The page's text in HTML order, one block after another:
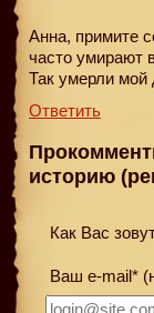
Анна, примите
часто умирают
Так умерли мой
Ответить
историю
Как Вас
Ваш e-mail*